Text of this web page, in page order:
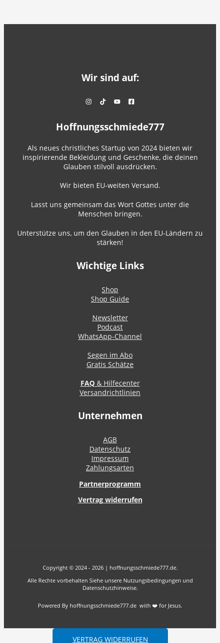
Wir sind auf:
Hoffnungsschmiede777
Als neues christliches Startup von 2024 bieten wir
inspirierende Bekleidung und Geschenke, die deinen
Glauben stilvoll ausdrücken.
Wir bieten EU-weiten Versand.
Lasst uns gemeinsam das Wort Gottes unter die
Menschen bringen.
Unterstütze uns, um den Glauben in den EU-Ländern zu
stärken!
Wichtige Links
Shop
Shop Guide
Newsletter
Podcast
WhatsApp-Channel
Segen im Abo
Gratis Schätze
FAQ& Hilfecenter
Versandrichtlinien
Unternehmen
AGB
Datenschutz
Impressum
Zahlungsarten
Partnerprogramm
Vertrag widerrufen
Copyright © 2024 - 2026 | hoffnungsschmiede777.de.
Alle Rechte vorbehalten Siehe unsere Nutzungsbedingungen und
Datenschutzhinweise.
Powered By hoffnungsschmiede777.de with ❤️ for Jesus.
VERTRAG WIDERRUFEN